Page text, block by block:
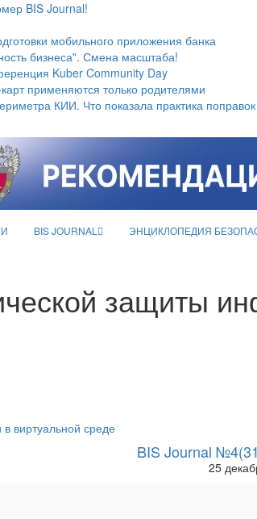
BIS Journal!
мобильного приложения банка
бизнеса". Смена масштаба!
Kuber Community Day
применяются только родителями
КИИ. Что показала практика поправок
BIS JOURNAL ЭНЦИКЛОПЕДИЯ
защиты
виртуальной среде
BIS Journal
25